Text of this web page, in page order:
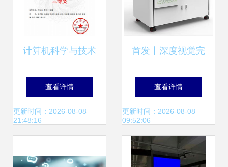
计算机科学与技术
查看详情
更新时间：2026-08-08
21:48:16
首发丨深度视觉完
成数千万元Pre-
A+轮融资，中关村
发展启航独家投资
查看详情
更新时间：2026-08-08
09:52:06